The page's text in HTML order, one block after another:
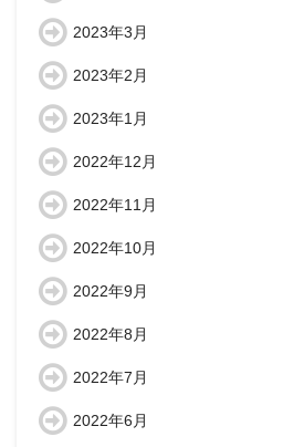
2023年3月
2023年2月
2023年1月
2022年12月
2022年11月
2022年10月
2022年9月
2022年8月
2022年7月
2022年6月